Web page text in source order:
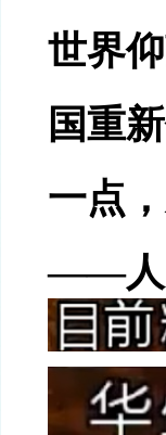
世界
国重
一点
——人